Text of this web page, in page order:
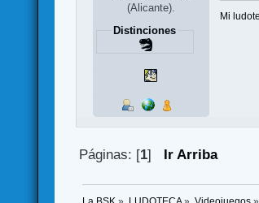
(Alicante).
Distinciones
Mi
Páginas: [1] Ir Arriba